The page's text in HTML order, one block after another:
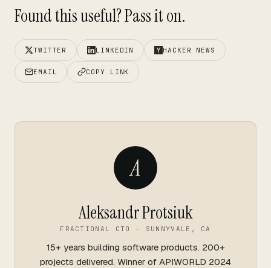
Found this useful? Pass it on.
TWITTER LINKEDIN HACKER NEWS
EMAIL COPY LINK
A
Aleksandr Protsiuk
FRACTIONAL CTO - SUNNYVALE, CA
15+ years building software products. 200+
projects delivered. Winner of APIWORLD 2024